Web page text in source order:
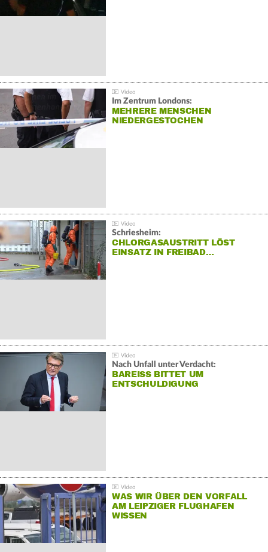
Im Zentrum Londons:
MEHRERE MENSCHEN
NIEDERGESTOCHEN
Schriesheim:
CHLORGASAUSTRITT LÖST
EINSATZ IN FREIBAD…
Nach Unfall unter Verdacht:
BAREISS BITTET UM E
NTSCHULDIGUNG
WAS WIR ÜBER DEN VORFALL
AM LEIPZIGER FLUGHAFEN
WISSEN